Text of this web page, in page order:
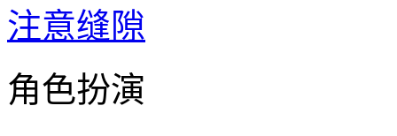
注意缝隙
角色扮演